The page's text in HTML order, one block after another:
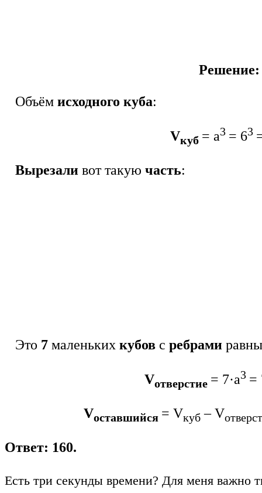
Решение:
Объём исходного куба:
Vкуб = а3 = 63
Вырезали вот такую часть:
Это 7 маленьких кубов с ребрами
Vотверстие = 7·а3 =
Vоставшийся = Vкуб – V
Ответ: 160.
Есть три секунды времени? Для меня важно